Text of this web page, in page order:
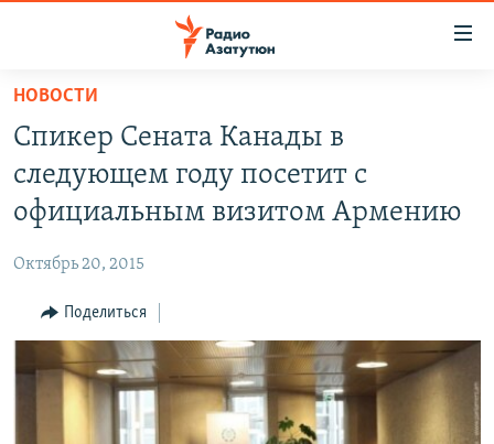
Перейти
основному
содержанию
Перейти
основной
навигации
Перейти
поиску
НОВОСТИ
ПОЛИТИКА
ЭКОНОМИКА
РЕГИОН
НАГОРНЫЙ КАРАБАХ
КУЛЬТУРА
НОВОСТИ
Спикер Сената Канады в
следующем году посетит с
официальным визитом Армению
Октябрь 20, 2015
Поделиться